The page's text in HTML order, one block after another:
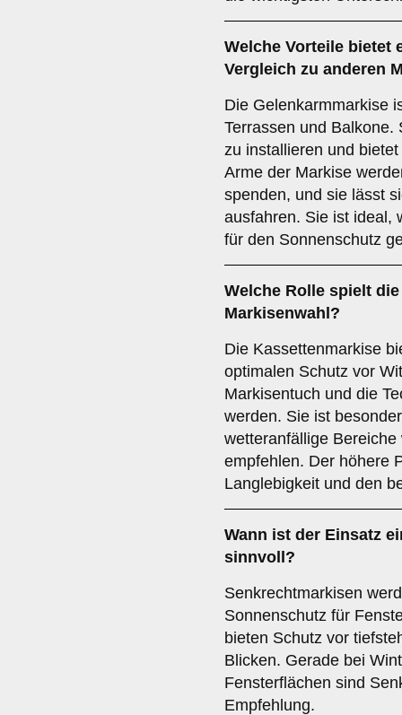
Welche Vorteile bietet
Vergleich zu anderen
Die Gelenkarmmarkise
Terrassen und Balkone.
zu installieren und
Arme der Markise
spenden, und sie lässt
ausfahren. Sie ist ideal,
für den Sonnenschutz
Welche Rolle spielt
Markisenwahl?
Die Kassettenmarkise
optimalen Schutz vor
Markisentuch und die
werden. Sie ist
wetteranfällige
empfehlen. Der höhere
Langlebigkeit und den
Wann ist der Einsatz
sinnvoll?
Senkrechtmarkisen
Sonnenschutz für
bieten Schutz vor
Blicken. Gerade bei
Fensterflächen sind
Empfehlung.